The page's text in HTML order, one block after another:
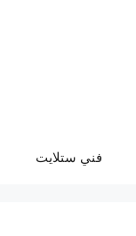
فني ستلايت